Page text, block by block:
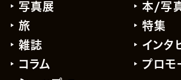
写真展
本/写
旅
特集
雑誌
インタ
コラム
プロモ